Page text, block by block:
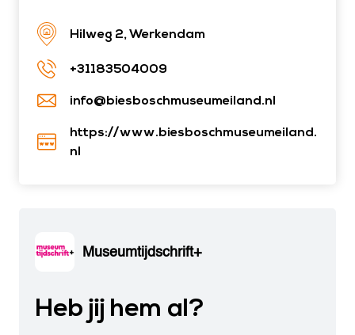
Hilweg 2, Werkendam
+31183504009
info@biesboschmuseumeiland.nl
https://www.biesboschmuseumeiland.
nl
Museumtijdschrift+
Heb jij hem al?